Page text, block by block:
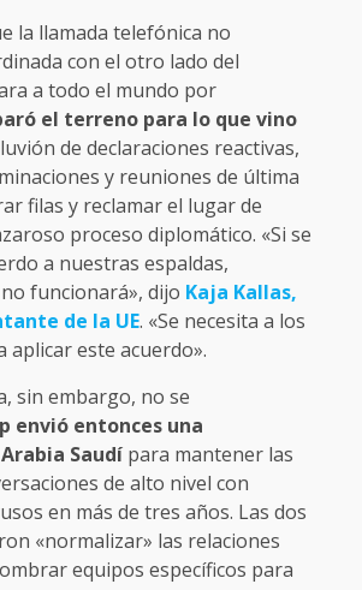
la llamada telefónica no
con el otro lado del
a todo el mundo por
el terreno para lo que vino
de declaraciones reactivas,
y reuniones de última
filas y reclamar el lugar de
proceso diplomático. «Si se
a nuestras espaldas,
funcionará», dijo Kaja Kallas,
de la UE. «Se necesita a los
aplicar este acuerdo».
sin embargo, no se
envió entonces una
Saudí para mantener las
de alto nivel con
en más de tres años. Las dos
«normalizar» las relaciones
equipos específicos para